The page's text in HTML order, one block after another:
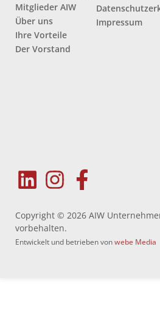
Mitglieder AIW
Über uns
Ihre Vorteile
Der Vorstand
Impressum
Copyright © 2026 AIW
vorbehalten.
Entwickelt und betrieben vonwebe Media